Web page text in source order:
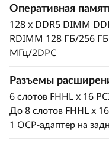
н
и
р
Оперативная
128 x DDR5 DIMM
RDIMM 128 ГБ/256
МГц/2DPC
Разъемы
6 слотов FHHL x 16
До 8 слотов FHHL x
1 OCP-адаптер на